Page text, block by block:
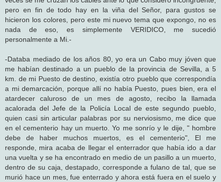
e
pero en fin de todo hay en la viña del Señor, para gustos se
hicieron los colores, pero este mi nuevo tema que expongo, no es
nada de eso, es simplemente VERIDICO, me sucedió
personalmente a Mi.-
-Databa mediado de los años 80, yo era un Cabo muy jóven que
me habían destinado a un pueblo de la provincia de Sevilla, a 5
km. de mi Puesto de destino, existía otro pueblo que correspondía
a mi demarcación, porque allí no había Puesto, pues bien, era el
atardecer caluroso de un mes de agosto, recibo la llamada
acalorada del Jefe de la Policía Local de este segundo pueblo,
quien casi sin articular palabras por su nerviosismo, me dice que
en el cementerio hay un muerto. Yo me sonrío y le dije, " hombre
debe de haber muchos muertos, es el cementerio", El me
responde, mira acaba de llegar el enterrador que había ido a dar
una vuelta y se ha encontrado en medio de un pasillo a un muerto,
dentro de su caja, destapado, corresponde a fulano de tal, que se
murió hace un mes, fue enterrado y ahora está fuera en el suelo y